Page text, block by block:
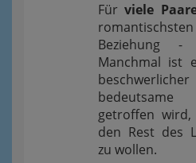
Fürviele
Beziehung -
Manchmal ist
getroffen
den Rest des
zu wollen.